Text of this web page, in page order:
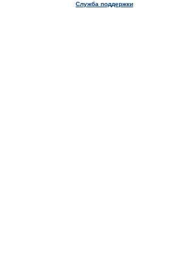
Служба поддержки